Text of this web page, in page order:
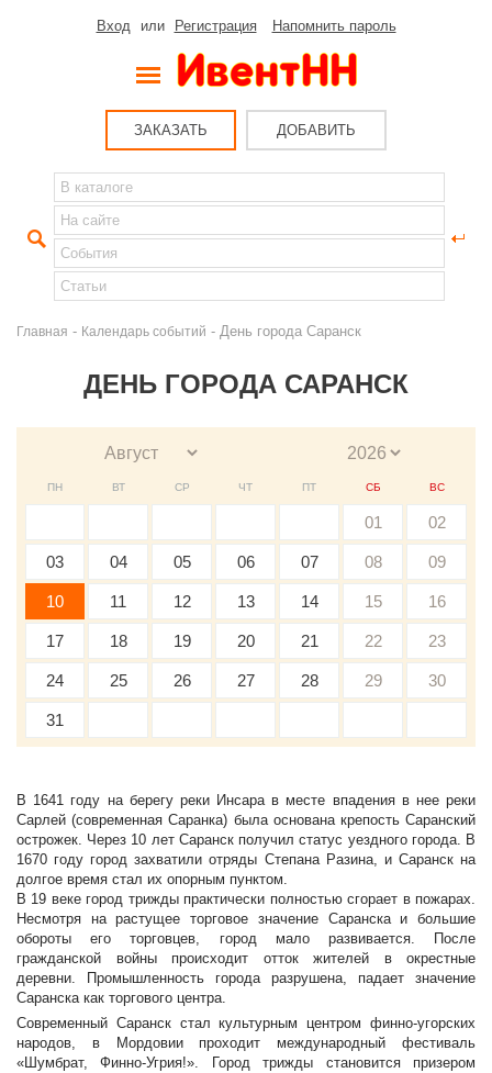
Вход или Регистрация Напомнить пароль
ЗАКАЗАТЬ ДОБАВИТЬ
Главная - Календарь событий - День города Саранск
ДЕНЬ ГОРОДА САРАНСК
ПН ВТ СР ЧТ ПТ СБ ВС
01 02
03 04 05 06 07 08 09
10 11 12 13 14 15 16
17 18 19 20 21 22 23
24 25 26 27 28 29 30
31
В 1641 году на берегу реки Инсара в месте впадения в нее реки
Сарлей (современная Саранка) была основана крепость Саранский
острожек. Через 10 лет Саранск получил статус уездного города. В
1670 году город захватили отряды Степана Разина, и Саранск на
долгое время стал их опорным пунктом.
В 19 веке город трижды практически полностью сгорает в пожарах.
Несмотря на растущее торговое значение Саранска и большие
обороты его торговцев, город мало развивается. После
гражданской войны происходит отток жителей в окрестные
деревни. Промышленность города разрушена, падает значение
Саранска как торгового центра.
Современный Саранск стал культурным центром финно-угорских
народов, в Мордовии проходит международный фестиваль
«Шумбрат, Финно-Угрия!». Город трижды становится призером